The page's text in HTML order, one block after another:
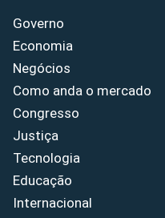
Governo
Economia
Negócios
Como anda o mercado
Congresso
Justiça
Tecnologia
Educação
Internacional